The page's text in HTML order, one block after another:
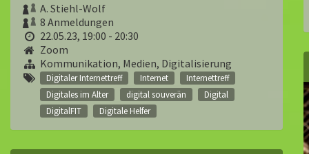
A. Stiehl-Wolf
8 Anmeldungen
22.05.23, 19:00 - 20:30
Zoom
Kommunikation, Medien, Digitalisierung
Digitaler Internettreff Internet
Internettreff
Digitales im Alter
digital souverän
Digital
DigitalFIT
Digitale Helfer